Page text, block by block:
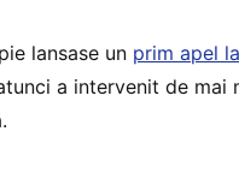
lansase un prim apel
a intervenit de